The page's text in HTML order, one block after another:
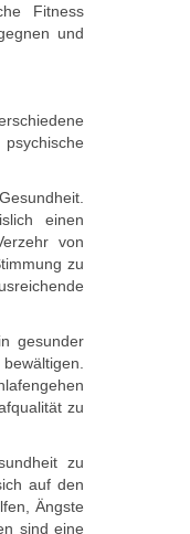
Fitness
und
einen
von
zu
gesunder
zu
zu
auf den
Ängste
sind eine